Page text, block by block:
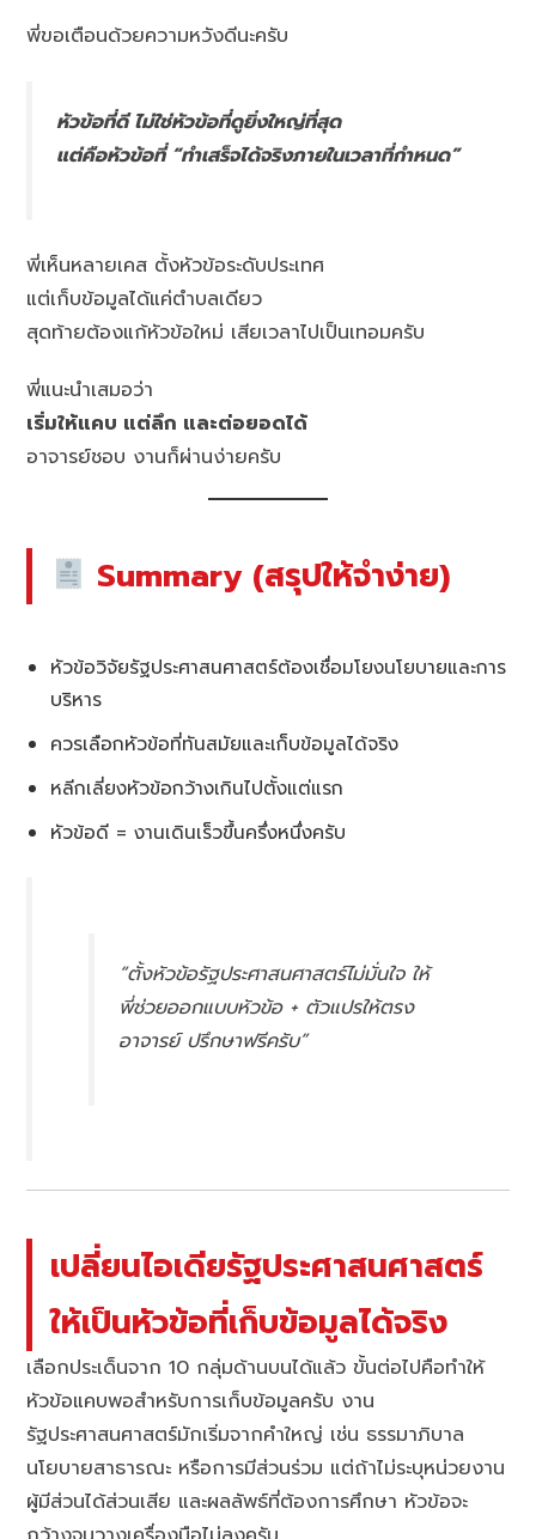
พี่ขอเตือนด้วยความหวังดีนะครับ
หัวข้อที่ดี ไม่ใช่หัวข้อที่ดูยิ่งใหญ่ที่สุด
แต่คือหัวข้อที่ “ทำเสร็จได้จริงภายในเวลาที่กำหนด”
พี่เห็นหลายเคส ตั้งหัวข้อระดับประเทศ
แต่เก็บข้อมูลได้แค่ตำบลเดียว
สุดท้ายต้องแก้หัวข้อใหม่ เสียเวลาไปเป็นเทอมครับ
พี่แนะนำเสมอว่า
เริ่มให้แคบ แต่ลึก และต่อยอดได้
อาจารย์ชอบ งานก็ผ่านง่ายครับ
Summary (สรุปให้จำง่าย)
หัวข้อวิจัยรัฐประศาสนศาสตร์ต้องเชื่อมโยงนโยบายและการ
บริหาร
ควรเลือกหัวข้อที่ทันสมัยและเก็บข้อมูลได้จริง
หลีกเลี่ยงหัวข้อกว้างเกินไปตั้งแต่แรก
หัวข้อดี = งานเดินเร็วขึ้นครึ่งหนึ่งครับ
“ตั้งหัวข้อรัฐประศาสนศาสตร์ไม่มั่นใจ ให้
พี่ช่วยออกแบบหัวข้อ + ตัวแปรให้ตรง
อาจารย์ ปรึกษาฟรีครับ”
เปลี่ยนไอเดียรัฐประศาสนศาสตร์
ให้เป็นหัวข้อที่เก็บข้อมูลได้จริง
เลือกประเด็นจาก 10 กลุ่มด้านบนได้แล้ว ขั้นต่อไปคือทำให้
หัวข้อแคบพอสำหรับการเก็บข้อมูลครับ งาน
รัฐประศาสนศาสตร์มักเริ่มจากคำใหญ่ เช่น ธรรมาภิบาล
นโยบายสาธารณะ หรือการมีส่วนร่วม แต่ถ้าไม่ระบุหน่วยงาน
ผู้มีส่วนได้ส่วนเสีย และผลลัพธ์ที่ต้องการศึกษา หัวข้อจะ